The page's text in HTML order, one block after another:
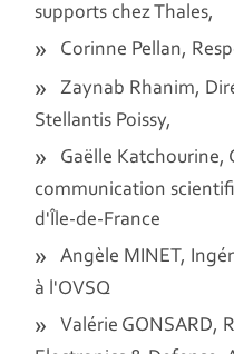
supports chez Thales,
Corinne Pellan,
Zaynab Rhanim,
Stellantis Poissy,
Gaëlle Katchourine,
communication
d'Île-de-France
Angèle MINET,
à l'OVSQ
Valérie GONSARD,